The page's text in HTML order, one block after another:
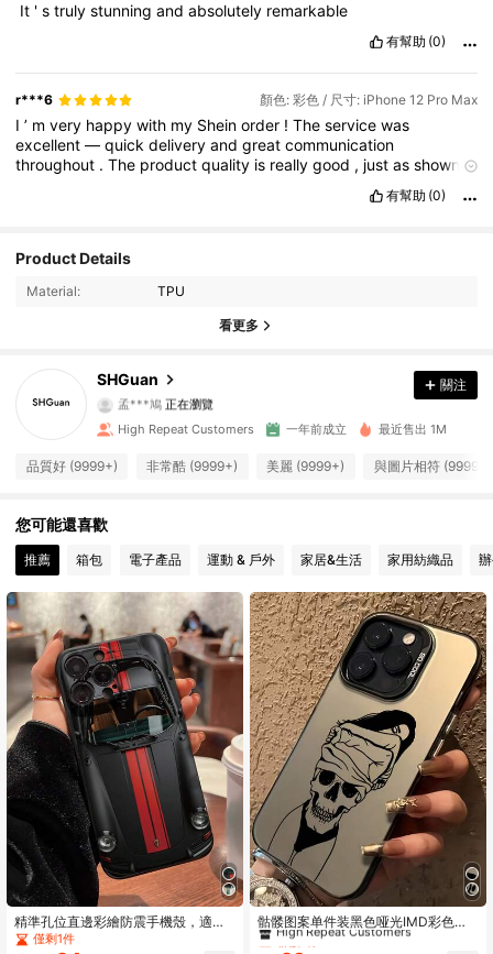
It 'strulystunningandabsolutely remarkable
有幫助 (0)
r***6 顏色: 彩色 / 尺寸: iPhone 12 Pro Max
I’ mvery happywith my Sheinorder !Theservicewas
excellent—quickdeliveryandgreatcommunication
throughout .The productquality is reallygood , justasshownin
有幫助 (0)
Product Details
Material: TPU
看更多
SHGuan
4.89
孟***鳩 正在瀏覽
4.89
9.3K 追蹤者
9.3K 追蹤者
4.89 9.3K 追蹤者
4.89 9.3K 追蹤者
4.89 9.3K 追蹤者
4.89 9.3K 追蹤者
4.89 9.3K 追蹤者
關注
High Repeat Customers 一年前成立 最近售出 1M
品質好 (9999+) 非常酷 (9999+) 美麗 (9999+) 與圖片相符 (9999+)
您可能還喜歡
推薦 箱包 電子產品 運動 & 戶外 家居&生活 家用紡織品
精準孔位直邊彩繪防震手機殼，適用
於 Ip14、Ip14pro、Ip14promax、3D
僅剩1件
骷髅图案单件装黑色哑光IMD彩色激
光雕刻个性化线条艺术女性骷髅手机
僅剩1件
High Repeat Customers
僅剩1件
僅剩1件